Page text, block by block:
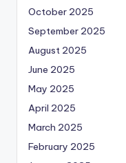
October 2025
September 2025
August 2025
June 2025
May 2025
April 2025
March 2025
February 2025